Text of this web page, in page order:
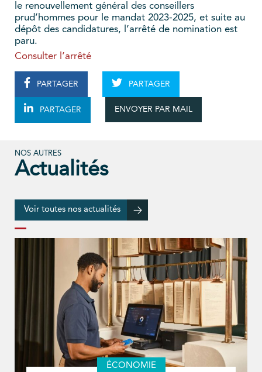
le renouvellement général des conseillers
prud’hommes pour le mandat 2023-2025, et suite au
dépôt des candidatures, l’arrêté de nomination est
paru.
Consulter l’arrêté
PARTAGER PARTAGER
PARTAGER ENVOYER PAR MAIL
NOS AUTRES
Actualités
Voir toutes nos actualités
ÉCONOMIE